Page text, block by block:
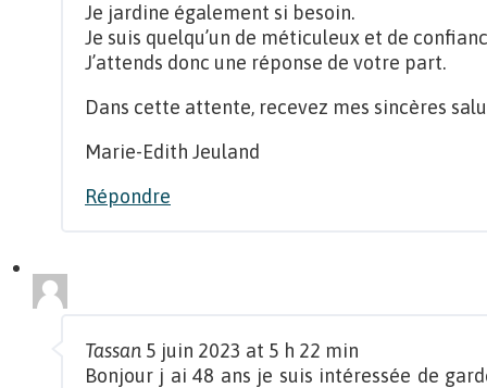
Je jardine également si besoin.
Je suis quelqu’un de méticuleux et de
J’attends donc une réponse de votre part.
Dans cette attente, recevez mes sincères
Marie-Edith Jeuland
Répondre
Tassan 5 juin 2023 at 5 h 22 min
Bonjour j ai 48 ans je suis intéressée de